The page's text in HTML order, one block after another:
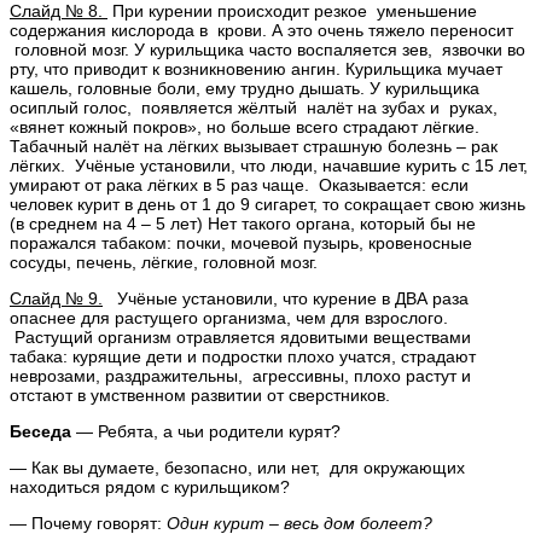
Слайд № 8.
При курении происходит резкое уменьшение
содержания кислорода в крови. А это очень тяжело переносит
головной мозг. У курильщика часто воспаляется зев, язвочки во
рту, что приводит к возникновению ангин. Курильщика мучает
кашель, головные боли, ему трудно дышать. У курильщика
осиплый голос, появляется жёлтый налёт на зубах и руках,
«вянет кожный покров», но больше всего страдают лёгкие.
Табачный налёт на лёгких вызывает страшную болезнь – рак
лёгких. Учёные установили, что люди, начавшие курить с 15 лет,
умирают от рака лёгких в 5 раз чаще. Оказывается: если
человек курит в день от 1 до 9 сигарет, то сокращает свою жизнь
(в среднем на 4 – 5 лет) Нет такого органа, который бы не
поражался табаком: почки, мочевой пузырь, кровеносные
сосуды, печень, лёгкие, головной мозг.
Слайд № 9.
Учёные установили, что курение в ДВА раза
опаснее для растущего организма, чем для взрослого.
Растущий организм отравляется ядовитыми веществами
табака: курящие дети и подростки плохо учатся, страдают
неврозами, раздражительны, агрессивны, плохо растут и
отстают в умственном развитии от сверстников.
Беседа — Ребята, а чьи родители курят?
— Как вы думаете, безопасно, или нет, для окружающих
находиться рядом с курильщиком?
— Почему говорят: Один курит – весь дом болеет?